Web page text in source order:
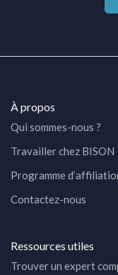
À propos
Qui sommes-nous ?
Travailler chez BISON
Programme
Contactez-nous
Ressources utiles
Trouver un expert